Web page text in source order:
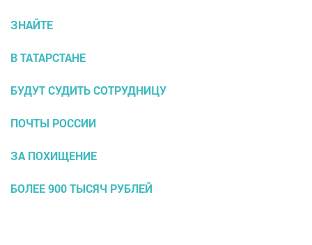
ЗНАЙТЕ
В ТАТАРСТАНЕ
БУДУТ СУДИТЬ СОТРУДНИЦУ
ПОЧТЫ РОССИИ
ЗА ПОХИЩЕНИЕ
БОЛЕЕ 900 ТЫСЯЧ РУБЛЕЙ